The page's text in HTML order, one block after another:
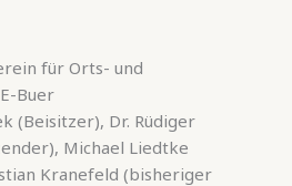
für Orts- und
Buer
(Beisitzer), Dr. Rüdiger
Michael Liedtke
Kranefeld (bisheriger